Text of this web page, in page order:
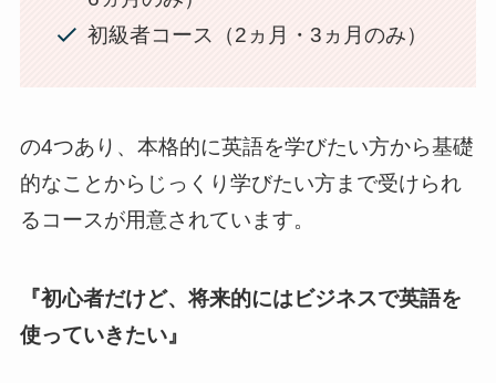
初級者コース（2ヵ月・3ヵ月のみ）
の4つあり、本格的に英語を学びたい方から基礎
的なことからじっくり学びたい方まで受けられ
るコースが用意されています。
『初心者だけど、将来的にはビジネスで英語を
使っていきたい』